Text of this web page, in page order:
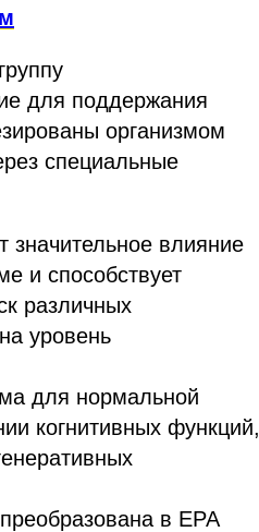
для поддержания
организмом
специальные
значительное влияние
и способствует
различных
уровень
для нормальной
когнитивных функций,
в EPA